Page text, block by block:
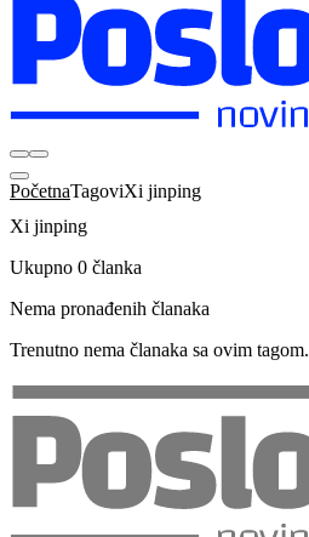
PočetnaTagoviXi jinping
Xi jinping
Ukupno 0 članka
Nema pronađenih članaka
Trenutno nema članaka sa ovim tagom.